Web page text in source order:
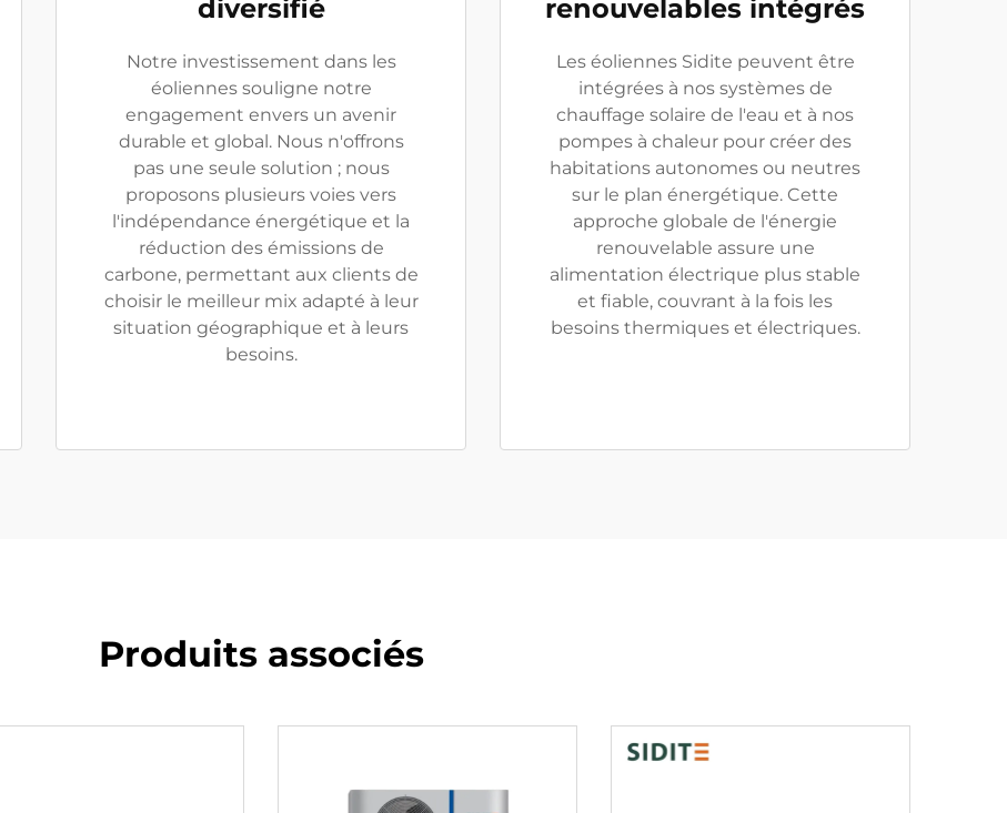
diversifié
Notre investissement dans les
éoliennes souligne notre
engagement envers un avenir
durable et global. Nous n'offrons
pas une seule solution ; nous
proposons plusieurs voies vers
l'indépendance énergétique et la
réduction des émissions de
carbone, permettant aux clients de
choisir le meilleur mix adapté à leur
situation géographique et à leurs
besoins.
renouvelables intégrés
Les éoliennes Sidite peuvent être
intégrées à nos systèmes de
chauffage solaire de l'eau et à nos
pompes à chaleur pour créer des
habitations autonomes ou neutres
sur le plan énergétique. Cette
approche globale de l'énergie
renouvelable assure une
alimentation électrique plus stable
et fiable, couvrant à la fois les
besoins thermiques et électriques.
Produits associés